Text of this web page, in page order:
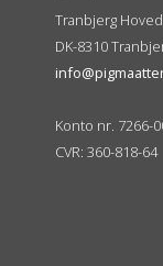
Tranbjerg
DK-8310
Konto nr. 7266-
CVR: 360-818-64